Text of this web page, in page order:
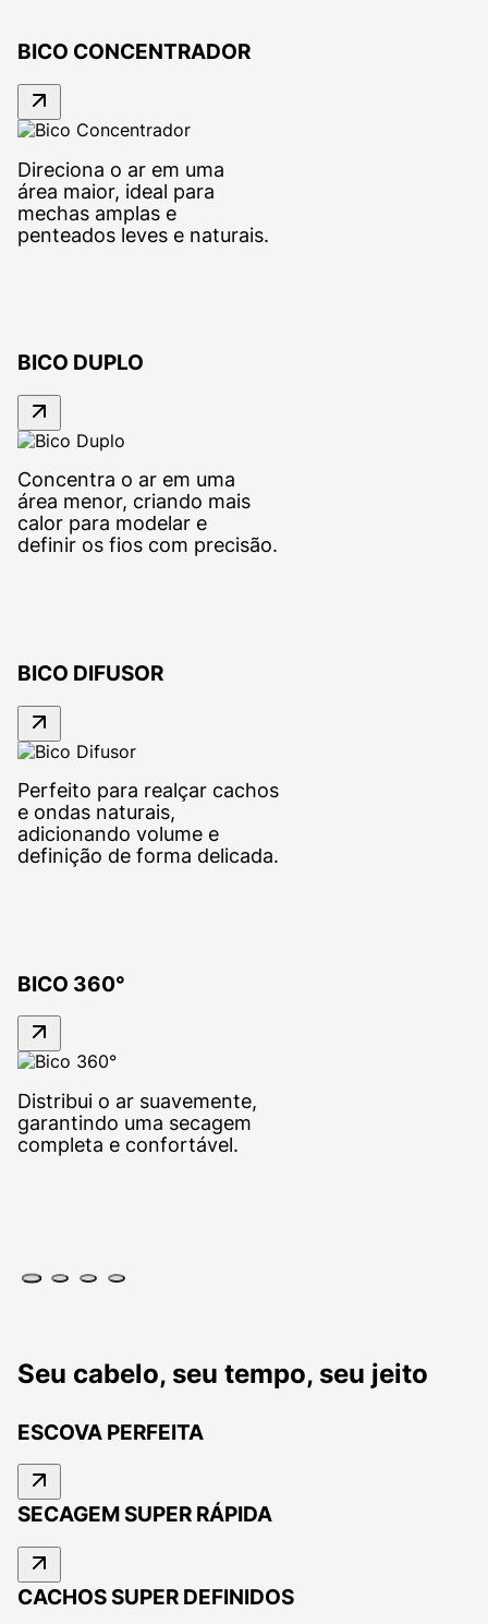
BICO CONCENTRADOR
Direciona o ar em uma
área maior, ideal para
mechas amplas e
penteados leves e naturais.
BICO DUPLO
Concentra o ar em uma
área menor, criando mais
calor para modelar e
definir os fios com precisão.
BICO DIFUSOR
Perfeito para realçar cachos
e ondas naturais,
adicionando volume e
definição de forma delicada.
BICO 360°
Distribui o ar suavemente,
garantindo uma secagem
completa e confortável.
Seu cabelo, seu tempo, seu jeito
ESCOVA PERFEITA
SECAGEM SUPER RÁPIDA
CACHOS SUPER DEFINIDOS